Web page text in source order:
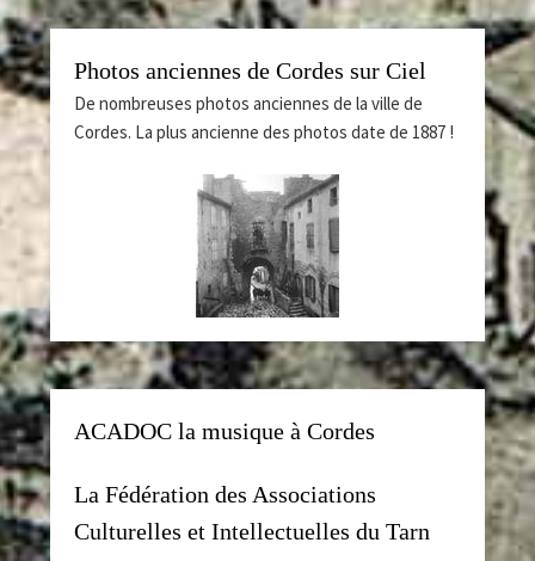
Photos anciennes de Cordes sur Ciel
De nombreuses photos anciennes de la ville de
Cordes. La plus ancienne des photos date de 1887 !
ACADOC la musique à Cordes
La Fédération des Associations
Culturelles et Intellectuelles du Tarn